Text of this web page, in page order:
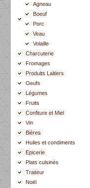
Agneau
Boeuf
Porc
Veau
Volaille
Charcuterie
Fromages
Produits Laitiers
Oeufs
Légumes
Fruits
Confiture et Miel
Vin
Bières
Huiles et condiments
Epicerie
Plats cuisinés
Traiteur
Noël